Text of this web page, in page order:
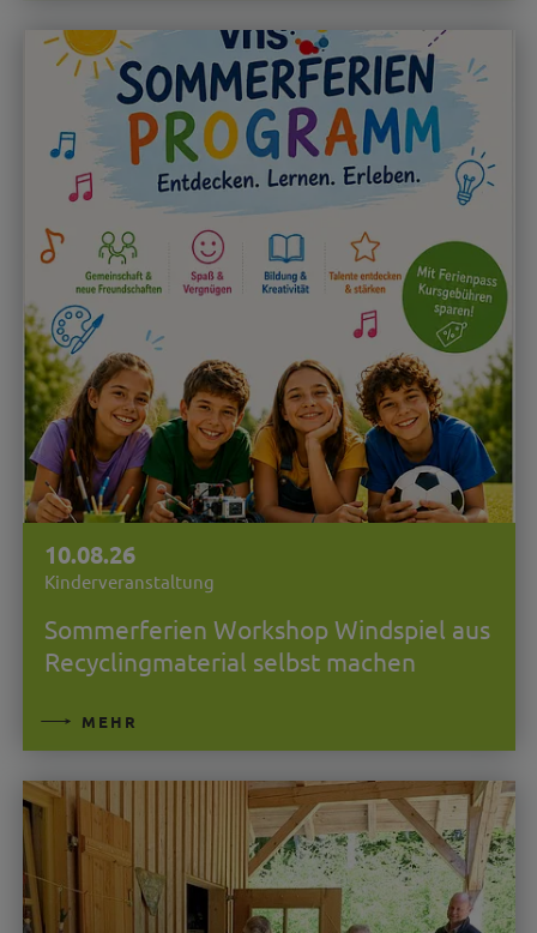
10.08.26
Kinderveranstaltung
Sommerferien Workshop Windspiel aus
Recyclingmaterial selbst machen
MEHR